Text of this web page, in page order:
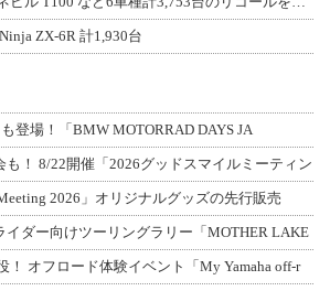
ZX-6R 計1,930台
も登場！「BMW MOTORRAD DAYS JA
も！ 8/22開催「2026グッドスマイルミーティン
2026」オリジナルグッズの先行販売
イダー向けツーリングラリー「MOTHER LAKE
！ オフロード体験イベント「My Yamaha off-r